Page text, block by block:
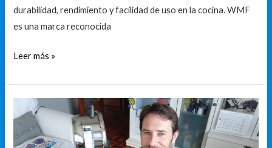
durabilidad, rendimiento y facilidad de uso en la cocina. WMF
es una marca reconocida
Leer más »
Descubre
la
mejor